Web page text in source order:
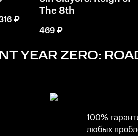
₽
The 8th
469₽
YEAR ZERO:
100%
любых